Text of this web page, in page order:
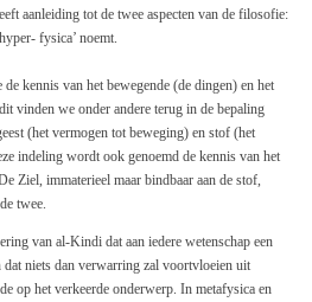
aanleiding tot de twee aspecten van de filosofie:
fysica’ noemt.
kennis van het bewegende (de dingen) en het
vinden we onder andere terug in de bepaling
(het vermogen tot beweging) en stof (het
indeling wordt ook genoemd de kennis van het
Ziel, immaterieel maar bindbaar aan de stof,
twee.
van al-Kindi dat aan iedere wetenschap een
dat niets dan verwarring zal voortvloeien uit
op het verkeerde onderwerp. In metafysica en